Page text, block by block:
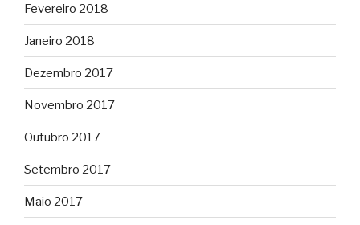
Fevereiro 2018
Janeiro 2018
Dezembro 2017
Novembro 2017
Outubro 2017
Setembro 2017
Maio 2017